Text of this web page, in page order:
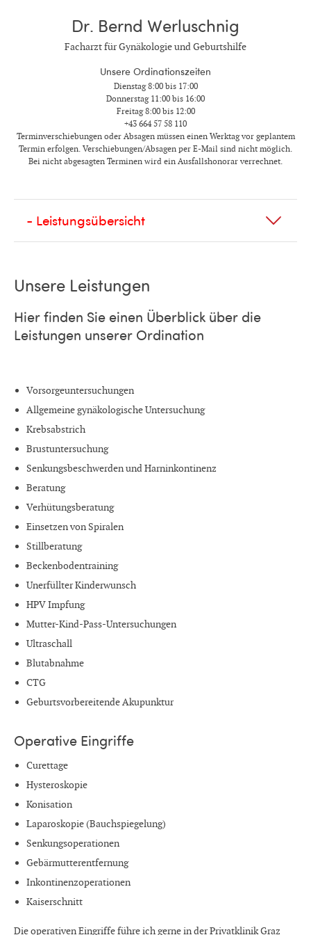
Dr. Bernd Werluschnig
Facharzt für Gynäkologie und Geburtshilfe
Unsere Ordinationszeiten
Dienstag 8:00 bis 17:00
Donnerstag 11:00 bis 16:00
Freitag 8:00 bis 12:00
+43 664 57 58 110
Terminverschiebungen oder Absagen müssen einen Werktag vor geplantem
Termin erfolgen. Verschiebungen/Absagen per E-Mail sind nicht möglich.
Bei nicht abgesagten Terminen wird ein Ausfallshonorar verrechnet.
Unsere Leistungen
Hier finden Sie einen Überblick über die
Leistungen unserer Ordination
Vorsorgeuntersuchungen
Allgemeine gynäkologische Untersuchung
Krebsabstrich
Brustuntersuchung
Senkungsbeschwerden und Harninkontinenz
Beratung
Verhütungsberatung
Einsetzen von Spiralen
Stillberatung
Beckenbodentraining
Unerfüllter Kinderwunsch
HPV Impfung
Mutter-Kind-Pass-Untersuchungen
Ultraschall
Blutabnahme
CTG
Geburtsvorbereitende Akupunktur
Operative Eingriffe
Curettage
Hysteroskopie
Konisation
Laparoskopie (Bauchspiegelung)
Senkungsoperationen
Gebärmutterentfernung
Inkontinenzoperationen
Kaiserschnitt
Die operativen Eingriffe führe ich gerne in der Privatklinik Graz